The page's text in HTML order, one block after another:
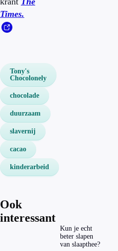
Times.
Tony's
Chocolonely
chocolade
duurzaam
slavernij
cacao
kinderarbeid
Ook
interessant
Kun je echt
beter slapen
van slaapthee?